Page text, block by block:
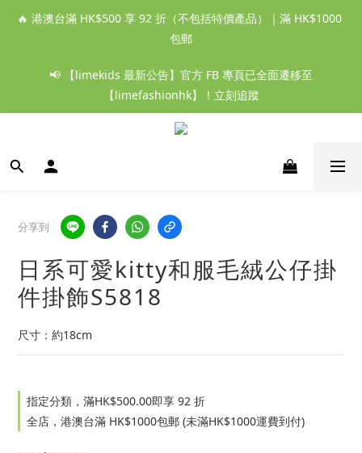
🔥 港澳台滿 HK$500 享 92 折（不包括特價產品）｜滿 HK$1000
包郵
📢 【limekids 最新公告】官方 FB 專頁已全面遷移至
【limefashionhk】！立刻追蹤
分享到
日系可愛kitty和服毛絨公仔掛
件掛飾S5818
尺寸：約18cm
指定分類，滿HK$500.00即享 92 折
全店，港澳台滿 HK$1000包郵 (未滿HK$1000運費到付)